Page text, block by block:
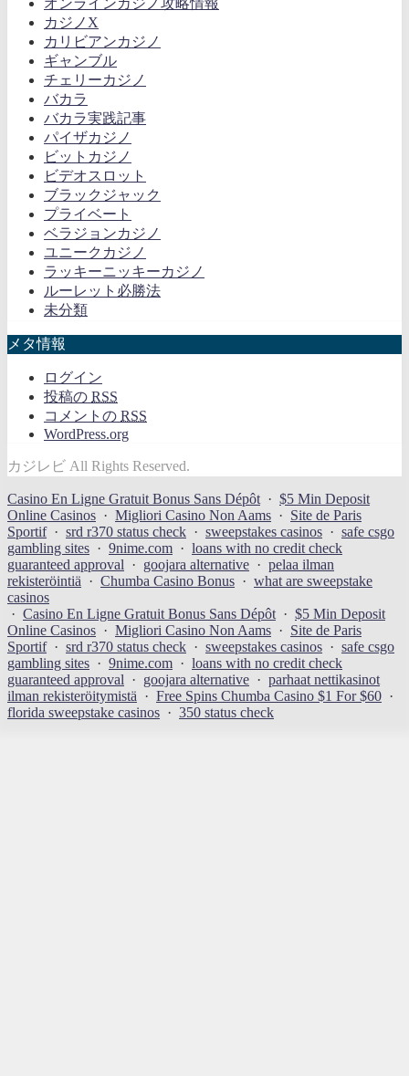
オンラインカジノ攻略情報
カジノX
カリビアンカジノ
ギャンブル
チェリーカジノ
バカラ
バカラ実践記事
パイザカジノ
ビットカジノ
ビデオスロット
ブラックジャック
プライベート
ベラジョンカジノ
ユニークカジノ
ラッキーニッキーカジノ
ルーレット必勝法
未分類
メタ情報
ログイン
投稿の RSS
コメントの RSS
WordPress.org
カジレビ All Rights Reserved.
Casino En Ligne Gratuit Bonus Sans Dépôt · $5 Min Deposit
Online Casinos · Migliori Casino Non Aams · Site de Paris
Sportif· srd r370 status check · sweepstakes casinos · safe csgo
gambling sites · 9nime.com · loans with no credit check
guaranteed approval · goojara alternative · pelaa ilman
rekisteröintiä · Chumba Casino Bonus · what are sweepstake
casinos
· Casino En Ligne Gratuit Bonus Sans Dépôt · $5 Min Deposit
Online Casinos · Migliori Casino Non Aams · Site de Paris
Sportif· srd r370 status check · sweepstakes casinos · safe csgo
gambling sites · 9nime.com · loans with no credit check
guaranteed approval · goojara alternative · parhaat nettikasinot
ilman rekisteröitymistä · Free Spins Chumba Casino $1 For $60 ·
florida sweepstake casinos · 350 status check